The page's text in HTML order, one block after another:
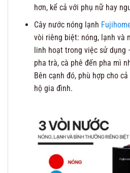
hơn, kể cả với phụ nữ hay
Cây nước nóng lạnh
vòi riêng biệt: nóng, lạnh và
linh hoạt trong việc sử
pha trà, cà phê đến pha mì
Bên cạnh đó, phù hợp cho
hộ gia đình.